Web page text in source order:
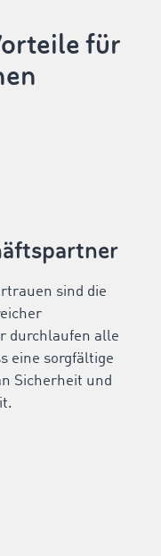
für
sind die
durchlaufen alle
eine sorgfältige
Sicherheit und